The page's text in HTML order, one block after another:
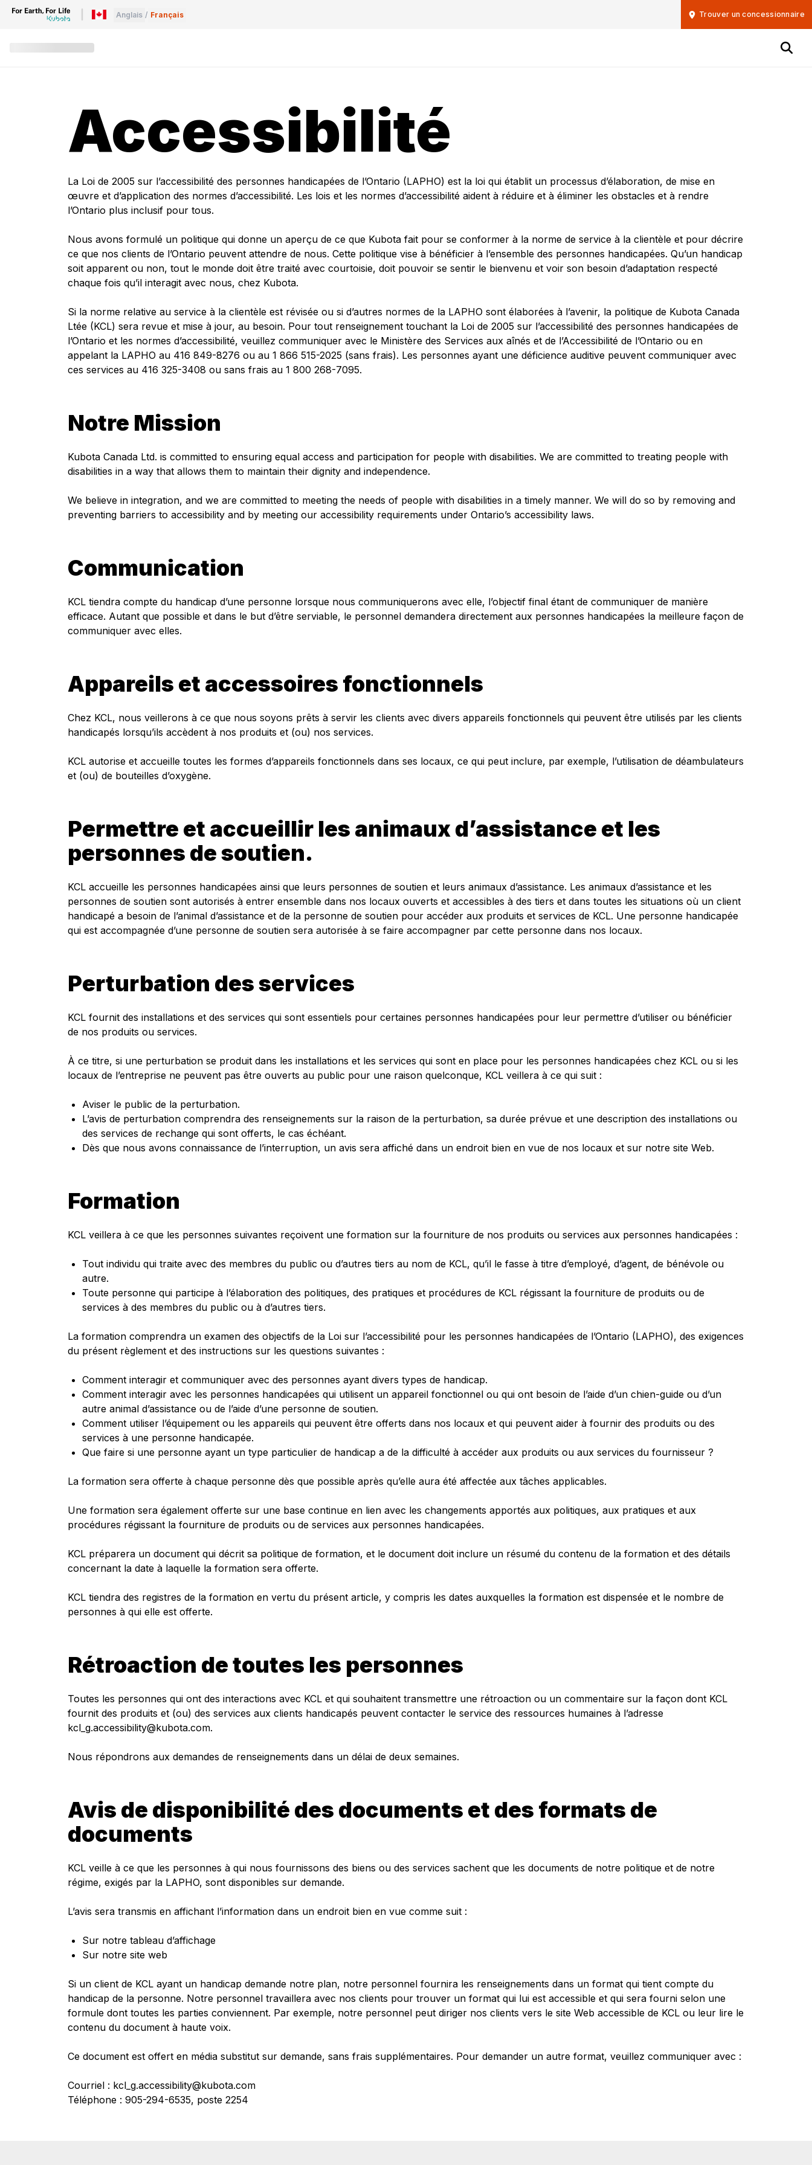
Anglais / Français Trouver un concessionnaire
Accessibilité
La Loi de 2005 sur l’accessibilité des personnes handicapées de l’Ontario (LAPHO) est la loi qui établit un processus d’élaboration, de mise en
œuvre et d’application des normes d’accessibilité. Les lois et les normes d’accessibilité aident à réduire et à éliminer les obstacles et à rendre
l’Ontario plus inclusif pour tous.
Nous avons formulé un politique qui donne un aperçu de ce que Kubota fait pour se conformer à la norme de service à la clientèle et pour décrire
ce que nos clients de l’Ontario peuvent attendre de nous. Cette politique vise à bénéficier à l’ensemble des personnes handicapées. Qu’un handicap
soit apparent ou non, tout le monde doit être traité avec courtoisie, doit pouvoir se sentir le bienvenu et voir son besoin d’adaptation respecté
chaque fois qu’il interagit avec nous, chez Kubota.
Si la norme relative au service à la clientèle est révisée ou si d’autres normes de la LAPHO sont élaborées à l’avenir, la politique de Kubota Canada
Ltée (KCL) sera revue et mise à jour, au besoin. Pour tout renseignement touchant la Loi de 2005 sur l’accessibilité des personnes handicapées de
l’Ontario et les normes d’accessibilité, veuillez communiquer avec le Ministère des Services aux aînés et de l’Accessibilité de l’Ontario ou en
appelant la LAPHO au 416 849-8276 ou au 1 866 515-2025 (sans frais). Les personnes ayant une déficience auditive peuvent communiquer avec
ces services au 416 325-3408 ou sans frais au 1 800 268-7095.
Notre Mission
Kubota Canada Ltd. is committed to ensuring equal access and participation for people with disabilities. We are committed to treating people with
disabilities in a way that allows them to maintain their dignity and independence.
We believe in integration, and we are committed to meeting the needs of people with disabilities in a timely manner. We will do so by removing and
preventing barriers to accessibility and by meeting our accessibility requirements under Ontario’s accessibility laws.
Communication
KCL tiendra compte du handicap d’une personne lorsque nous communiquerons avec elle, l’objectif final étant de communiquer de manière
efficace. Autant que possible et dans le but d’être serviable, le personnel demandera directement aux personnes handicapées la meilleure façon de
communiquer avec elles.
Appareils et accessoires fonctionnels
Chez KCL, nous veillerons à ce que nous soyons prêts à servir les clients avec divers appareils fonctionnels qui peuvent être utilisés par les clients
handicapés lorsqu’ils accèdent à nos produits et (ou) nos services.
KCL autorise et accueille toutes les formes d’appareils fonctionnels dans ses locaux, ce qui peut inclure, par exemple, l’utilisation de déambulateurs
et (ou) de bouteilles d’oxygène.
Permettre et accueillir les animaux d’assistance et les
personnes de soutien.
KCL accueille les personnes handicapées ainsi que leurs personnes de soutien et leurs animaux d’assistance. Les animaux d’assistance et les
personnes de soutien sont autorisés à entrer ensemble dans nos locaux ouverts et accessibles à des tiers et dans toutes les situations où un client
handicapé a besoin de l’animal d’assistance et de la personne de soutien pour accéder aux produits et services de KCL. Une personne handicapée
qui est accompagnée d’une personne de soutien sera autorisée à se faire accompagner par cette personne dans nos locaux.
Perturbation des services
KCL fournit des installations et des services qui sont essentiels pour certaines personnes handicapées pour leur permettre d’utiliser ou bénéficier
de nos produits ou services.
À ce titre, si une perturbation se produit dans les installations et les services qui sont en place pour les personnes handicapées chez KCL ou si les
locaux de l’entreprise ne peuvent pas être ouverts au public pour une raison quelconque, KCL veillera à ce qui suit :
Aviser le public de la perturbation.
L’avis de perturbation comprendra des renseignements sur la raison de la perturbation, sa durée prévue et une description des installations ou
des services de rechange qui sont offerts, le cas échéant.
Dès que nous avons connaissance de l’interruption, un avis sera affiché dans un endroit bien en vue de nos locaux et sur notre site Web.
Formation
KCL veillera à ce que les personnes suivantes reçoivent une formation sur la fourniture de nos produits ou services aux personnes handicapées :
Tout individu qui traite avec des membres du public ou d’autres tiers au nom de KCL, qu’il le fasse à titre d’employé, d’agent, de bénévole ou
autre.
Toute personne qui participe à l’élaboration des politiques, des pratiques et procédures de KCL régissant la fourniture de produits ou de
services à des membres du public ou à d’autres tiers.
La formation comprendra un examen des objectifs de la Loi sur l’accessibilité pour les personnes handicapées de l’Ontario (LAPHO), des exigences
du présent règlement et des instructions sur les questions suivantes :
Comment interagir et communiquer avec des personnes ayant divers types de handicap.
Comment interagir avec les personnes handicapées qui utilisent un appareil fonctionnel ou qui ont besoin de l’aide d’un chien-guide ou d’un
autre animal d’assistance ou de l’aide d’une personne de soutien.
Comment utiliser l’équipement ou les appareils qui peuvent être offerts dans nos locaux et qui peuvent aider à fournir des produits ou des
services à une personne handicapée.
Que faire si une personne ayant un type particulier de handicap a de la difficulté à accéder aux produits ou aux services du fournisseur ?
La formation sera offerte à chaque personne dès que possible après qu’elle aura été affectée aux tâches applicables.
Une formation sera également offerte sur une base continue en lien avec les changements apportés aux politiques, aux pratiques et aux
procédures régissant la fourniture de produits ou de services aux personnes handicapées.
KCL préparera un document qui décrit sa politique de formation, et le document doit inclure un résumé du contenu de la formation et des détails
concernant la date à laquelle la formation sera offerte.
KCL tiendra des registres de la formation en vertu du présent article, y compris les dates auxquelles la formation est dispensée et le nombre de
personnes à qui elle est offerte.
Rétroaction de toutes les personnes
Toutes les personnes qui ont des interactions avec KCL et qui souhaitent transmettre une rétroaction ou un commentaire sur la façon dont KCL
fournit des produits et (ou) des services aux clients handicapés peuvent contacter le service des ressources humaines à l’adresse
kcl_g.accessibility@kubota.com.
Nous répondrons aux demandes de renseignements dans un délai de deux semaines.
Avis de disponibilité des documents et des formats de
documents
KCL veille à ce que les personnes à qui nous fournissons des biens ou des services sachent que les documents de notre politique et de notre
régime, exigés par la LAPHO, sont disponibles sur demande.
L’avis sera transmis en affichant l’information dans un endroit bien en vue comme suit :
Sur notre tableau d’affichage
Sur notre site web
Si un client de KCL ayant un handicap demande notre plan, notre personnel fournira les renseignements dans un format qui tient compte du
handicap de la personne. Notre personnel travaillera avec nos clients pour trouver un format qui lui est accessible et qui sera fourni selon une
formule dont toutes les parties conviennent. Par exemple, notre personnel peut diriger nos clients vers le site Web accessible de KCL ou leur lire le
contenu du document à haute voix.
Ce document est offert en média substitut sur demande, sans frais supplémentaires. Pour demander un autre format, veuillez communiquer avec :
Courriel : kcl_g.accessibility@kubota.com
Téléphone : 905-294-6535, poste 2254